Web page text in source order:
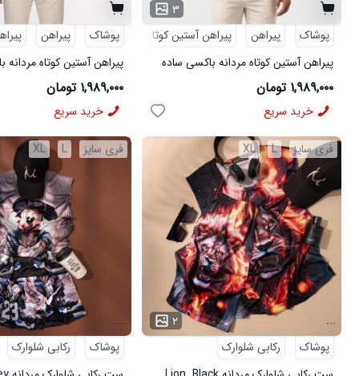
۳
پوشاک
پیراهن
پیراهن آستین کوتاه
پیراهن آستین کوتاه مردانه باکسی ساده
لینن صورتی مدل 50964
۱,۹۸۹,۰۰۰ تومان
خرید سریع
پوشاک
پیراهن
پیراهن آستین کوتاه
لینن آبی مدل 50965
۱,۹۸۹,۰۰۰ تومان
خرید سریع
فری سایز L
XL
۲
...
پوشاک
رکابی شلوارک
فری سایز L
XL
...
پوشاک
رکابی شلوارک